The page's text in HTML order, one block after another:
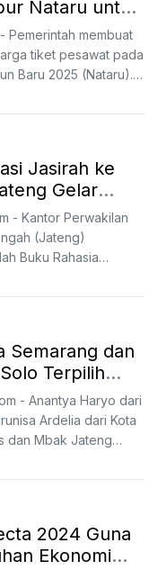
Nataru untuk
Pemerintah membuat
tiket pesawat pada
Baru 2025 (Nataru).
Jasirah ke
Gelar
Nusantara
- Kantor Perwakilan
(Jateng)
Buku Rahasia
Semarang dan
Terpilih
2024
- Anantya Haryo dari
Ardelia dari Kota
dan Mbak Jateng
2024 Guna
Ekonomi